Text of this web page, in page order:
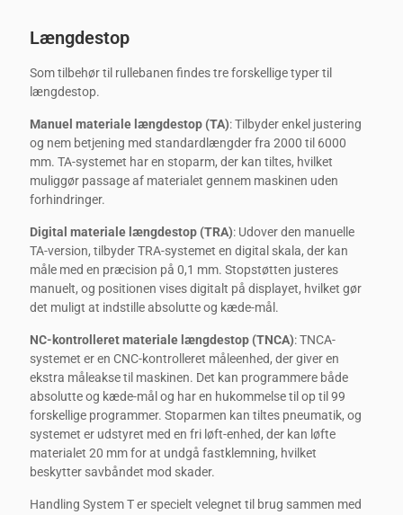
Længdestop
Som tilbehør til rullebanen findes tre forskellige typer til
længdestop.
Manuel materiale længdestop (TA): Tilbyder enkel justering
og nem betjening med standardlængder fra 2000 til 6000
mm. TA-systemet har en stoparm, der kan tiltes, hvilket
muliggør passage af materialet gennem maskinen uden
forhindringer.
Digital materiale længdestop (TRA): Udover den manuelle
TA-version, tilbyder TRA-systemet en digital skala, der kan
måle med en præcision på 0,1 mm. Stopstøtten justeres
manuelt, og positionen vises digitalt på displayet, hvilket gør
det muligt at indstille absolutte og kæde-mål.
NC-kontrolleret materiale længdestop (TNCA): TNCA-
systemet er en CNC-kontrolleret måleenhed, der giver en
ekstra måleakse til maskinen. Det kan programmere både
absolutte og kæde-mål og har en hukommelse til op til 99
forskellige programmer. Stoparmen kan tiltes pneumatik, og
systemet er udstyret med en fri løft-enhed, der kan løfte
materialet 20 mm for at undgå fastklemning, hvilket
beskytter savbåndet mod skader.
Handling System T er specielt velegnet til brug sammen med